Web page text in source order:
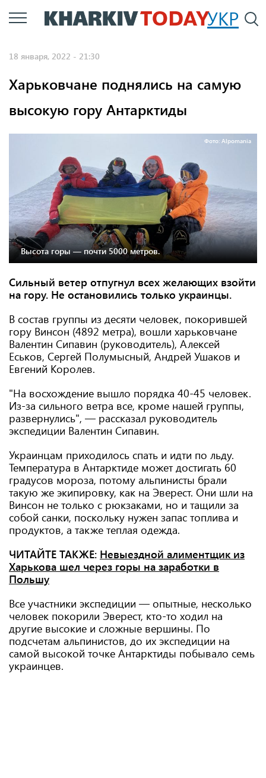
Перейти
к
УКР
18 января, 2022 - 21:30
Харьковчане поднялись на самую
высокую гору Антарктиды
Фото: Alpomania
Высота горы — почти 5000 метров.
Сильный ветер отпугнул всех желающих взойти
на гору. Не остановились только украинцы.
В состав группы из десяти человек, покорившей
гору Винсон (4892 метра), вошли харьковчане
Валентин Сипавин (руководитель), Алексей
Еськов, Сергей Полумысный, Андрей Ушаков и
Евгений Королев.
"На восхождение вышло порядка 40-45 человек.
Из-за сильного ветра все, кроме нашей группы,
развернулись", — рассказал руководитель
экспедиции Валентин Сипавин.
Украинцам приходилось спать и идти по льду.
Температура в Антарктиде может достигать 60
градусов мороза, потому альпинисты брали
такую же экипировку, как на Эверест. Они шли на
Винсон не только с рюкзаками, но и тащили за
собой санки, поскольку нужен запас топлива и
продуктов, а также теплая одежда.
ЧИТАЙТЕ ТАКЖЕ: Невыездной алиментщик из
Харькова шел через горы на заработки в
Польшу
Все участники экспедиции — опытные, несколько
человек покорили Эверест, кто-то ходил на
другие высокие и сложные вершины. По
подсчетам альпинистов, до их экспедиции на
самой высокой точке Антарктиды побывало семь
украинцев.